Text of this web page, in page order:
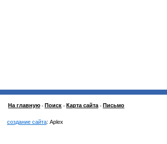
На главную - Поиск - Карта сайта - Письмо
создание сайта: Aplex